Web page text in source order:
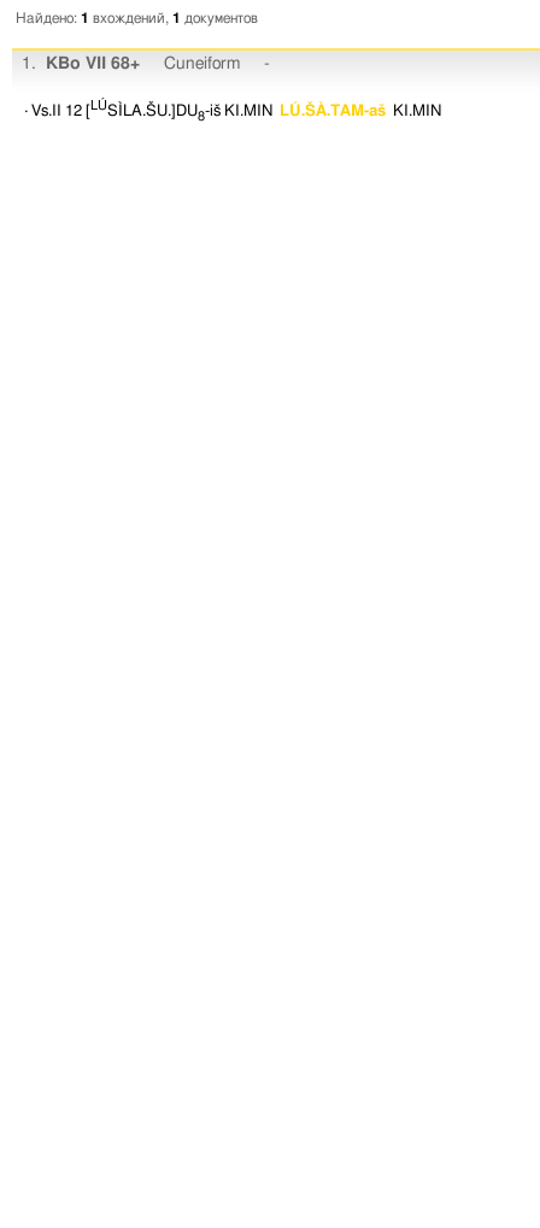
Найдено: 1 вхождений, 1 документов
1. KBo VII 68+ Cuneiform -
· Vs.II 12 LÚSÌLA.ŠU.]DU8-iš KI.MIN LÚ.ŠÀ.TAM-aš KI.MIN